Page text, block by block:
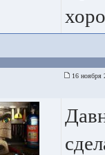
16 ноября